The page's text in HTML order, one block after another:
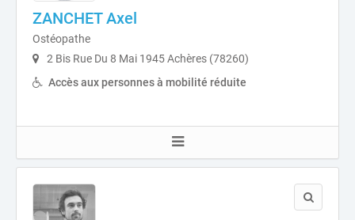
ZANCHET Axel
Ostéopathe
2 Bis Rue Du 8 Mai 1945 Achères (78260)
Accès aux personnes à mobilité réduite